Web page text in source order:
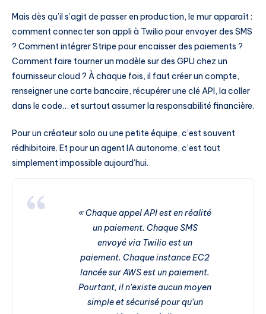
Mais dès qu’il s’agit de passer en production, le mur apparaît :
comment connecter son appli à Twilio pour envoyer des SMS
? Comment intégrer Stripe pour encaisser des paiements ?
Comment faire tourner un modèle sur des GPU chez un
fournisseur cloud ? À chaque fois, il faut créer un compte,
renseigner une carte bancaire, récupérer une clé API, la coller
dans le code… et surtout assumer la responsabilité financière.
Pour un créateur solo ou une petite équipe, c’est souvent
rédhibitoire. Et pour un agent IA autonome, c’est tout
simplement impossible aujourd’hui.
« Chaque appel API est en réalité
un paiement. Chaque SMS
envoyé via Twilio est un
paiement. Chaque instance EC2
lancée sur AWS est un paiement.
Pourtant, il n’existe aucun moyen
simple et sécurisé pour qu’un